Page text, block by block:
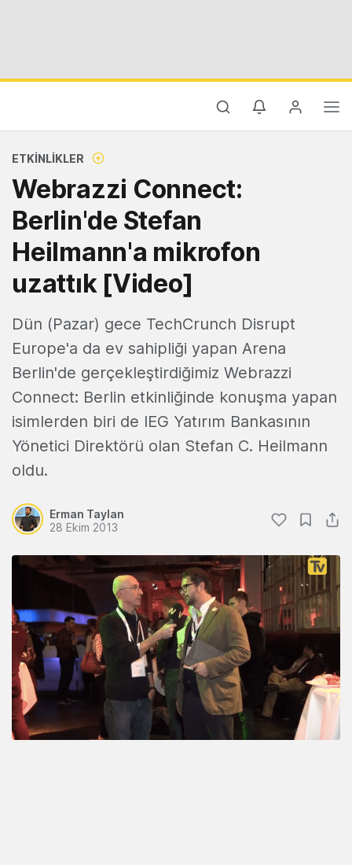
ETKINLIKLER
Webrazzi Connect:
Berlin'de Stefan
Heilmann'a mikrofon
uzattık [Video]
Dün (Pazar) gece TechCrunch Disrupt
Europe'a da ev sahipliği yapan Arena
Berlin'de gerçekleştirdiğimiz Webrazzi
Connect: Berlin etkinliğinde konuşma yapan
isimlerden biri de IEG Yatırım Bankasının
Yönetici Direktörü olan Stefan C. Heilmann
oldu.
Erman Taylan
28 Ekim 2013